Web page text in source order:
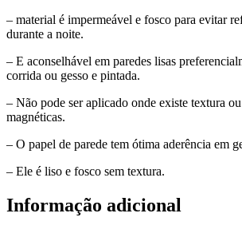
– material é impermeável e fosco para evitar
durante a noite.
– E aconselhável em paredes lisas
corrida ou gesso e pintada.
– Não pode ser aplicado onde existe textura
magnéticas.
– O papel de parede tem ótima aderência em
– Ele é liso e fosco sem textura.
Informação adicional